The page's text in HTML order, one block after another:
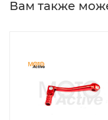
Вам также